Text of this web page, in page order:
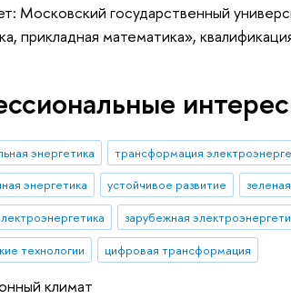
Московский государственный
прикладная математика»,
энергетика трансформация
энергетика
устойчивое развитие
зарубежная
технологии
цифровая трансформация
климат